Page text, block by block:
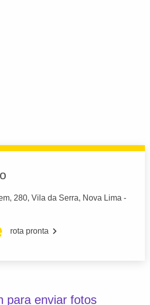
280, Vila da Serra, Nova Lima -
rota pronta
para enviar fotos